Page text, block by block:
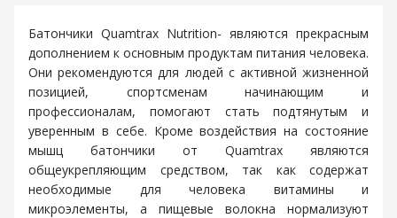
Батончики Quamtrax Nutrition- являются прекрасным
дополнением к основным продуктам питания человека.
Они рекомендуются для людей с активной жизненной
позицией, спортсменам начинающим и
профессионалам, помогают стать подтянутым и
уверенным в себе. Кроме воздействия на состояние
мышц батончики от Quamtrax являются
общеукрепляющим средством, так как содержат
необходимые для человека витамины и
микроэлементы, а пищевые волокна нормализуют